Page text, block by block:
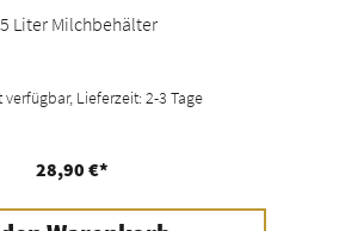
Liter Milchbehälter
verfügbar, Lieferzeit: 2-3 Tage
28,90 €*